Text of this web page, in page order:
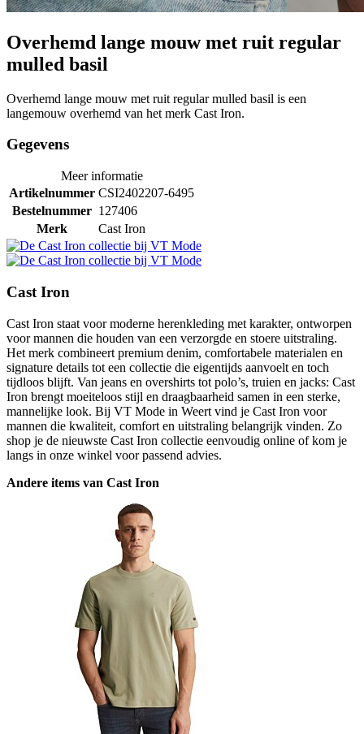
Overhemd lange mouw met ruit regular
mulled basil
Overhemd lange mouw met ruit regular mulled basil is een
langemouw overhemd van het merk Cast Iron.
Gegevens
Meer informatie
Artikelnummer CSI2402207-6495
Bestelnummer 127406
Merk
Cast Iron
Cast Iron
Cast Iron staat voor moderne herenkleding met karakter, ontworpen
voor mannen die houden van een verzorgde en stoere uitstraling.
Het merk combineert premium denim, comfortabele materialen en
signature details tot een collectie die eigentijds aanvoelt en toch
tijdloos blijft. Van jeans en overshirts tot polo’s, truien en jacks: Cast
Iron brengt moeiteloos stijl en draagbaarheid samen in een sterke,
mannelijke look. Bij VT Mode in Weert vind je Cast Iron voor
mannen die kwaliteit, comfort en uitstraling belangrijk vinden. Zo
shop je de nieuwste Cast Iron collectie eenvoudig online of kom je
langs in onze winkel voor passend advies.
Andere items van Cast Iron